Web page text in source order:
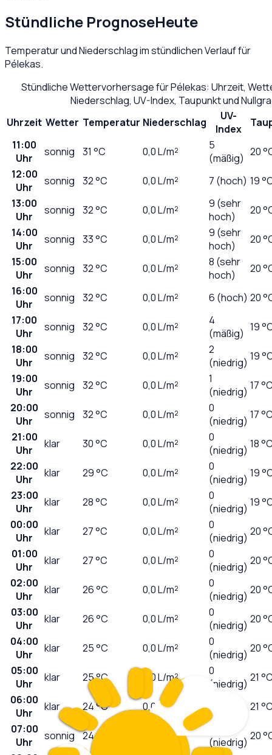
Stündliche PrognoseHeute
Temperatur und Niederschlag im stündlichen Verlauf für
Pélekas.
Stündliche Wettervorhersage fürPélekas: Uhrzeit,
Niederschlag, UV-Index, Taupunkt und
Uhrzeit Wetter Temperatur Niederschlag
UV-
Index
11:00
Uhr
sonnig 31 °C 0,0L/m²
5
(mäßig) 20
12:00
Uhr
sonnig 32°C 0,0L/m² 7 (hoch) 19
13:00
Uhr
sonnig 32°C 0,0L/m²
9 (sehr
hoch)
20
14:00
Uhr
sonnig 33°C 0,0L/m²
9 (sehr
hoch)
20
15:00
Uhr
sonnig 32°C 0,0L/m²
8 (sehr
hoch)
20
16:00
Uhr
sonnig 32°C 0,0L/m² 6 (hoch) 20
17:00
Uhr
sonnig 32°C 0,0L/m²
4
(mäßig) 19
18:00
Uhr
sonnig 32°C 0,0L/m²
2
(niedrig) 19
19:00
Uhr
sonnig 32°C 0,0L/m²
1
(niedrig) 17
20:00
Uhr
sonnig 32°C 0,0L/m²
0
(niedrig) 17
21:00
Uhr
klar 30°C 0,0L/m²
0
(niedrig) 18
22:00
Uhr
klar 29°C 0,0L/m²
0
(niedrig) 19
23:00
Uhr
klar 28°C 0,0L/m²
0
(niedrig) 19
00:00
Uhr
klar 27°C 0,0L/m²
0
(niedrig) 20
01:00
Uhr
klar 27°C 0,0L/m²
0
(niedrig) 20
02:00
Uhr
klar 26°C 0,0L/m²
0
(niedrig) 20
03:00
Uhr
klar 26°C 0,0L/m²
0
(niedrig) 20
04:00
Uhr
klar 25°C 0,0L/m²
0
(niedrig) 20
05:00
Uhr
klar 25°C 0,0L/m²
0
(niedrig) 21
06:00
Uhr
klar 24°C 0,0 L/m²
(niedrig)
21
07:00
Uhr
sonnig 24°C L/m²
(niedrig) 20